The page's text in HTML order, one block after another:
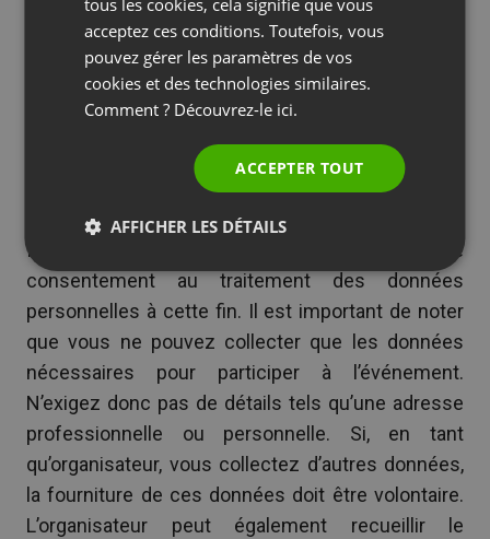
facile d’y faire des erreurs.
L’organisateur doit s’assurer que le consentement
donné lors de l’inscription à un webinaire est
s’inscrit à un webinaire, il s’engage envers
l’organisateur à participer au webinaire. Ainsi, il faut
inclure une case à cocher obligatoire sur le
formulaire d’inscription pour obtenir le
consentement au traitement des données
personnelles à cette fin. Il est important de noter
que vous ne pouvez collecter que les données
nécessaires pour participer à l’événement.
N’exigez donc pas de détails tels qu’une adresse
professionnelle ou personnelle. Si, en tant
qu’organisateur, vous collectez d’autres données,
la fourniture de ces données doit être volontaire.
L’organisateur peut également recueillir le
PORTUGUESE
tous les cookies, cela signifie que vous
acceptez ces conditions. Toutefois, vous
pouvez gérer les paramètres de vos
cookies et des technologies similaires.
Comment ? Découvrez-le ici.
ACCEPTER TOUT
AFFICHER LES DÉTAILS